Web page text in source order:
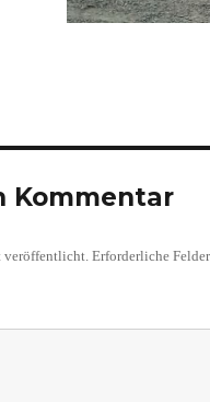
Kommentar
veröffentlicht. Erforderliche